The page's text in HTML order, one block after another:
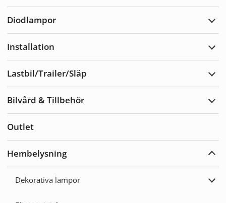
Diodlampor
Installation
Lastbil/Trailer/Släp
Bilvård & Tillbehör
Outlet
Hembelysning
Dekorativa lampor